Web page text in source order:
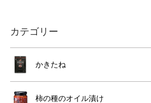
カテゴリー
かきたね
柿の種のオイル漬け